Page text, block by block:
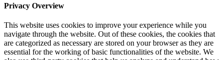
Privacy Overview
This website uses cookies to improve your experience while you
navigate through the website. Out of these cookies, the cookies that
are categorized as necessary are stored on your browser as they are
essential for the working of basic functionalities of the website. We